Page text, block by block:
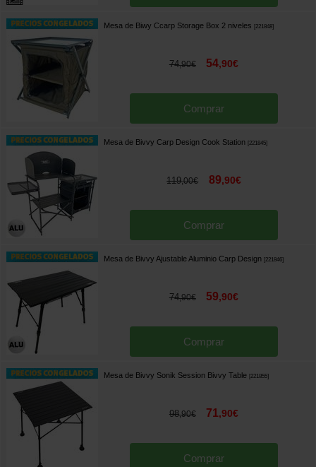
Mesa de Biwy Ccarp Storage Box 2 niveles [221848]
74,90€ 54,90€
Comprar
Mesa de Bivvy Carp Design Cook Station [221845]
119,00€ 89,90€
Comprar
Mesa de Bivvy Ajustable Aluminio Carp Design [221846]
74,90€ 59,90€
Comprar
Mesa de Bivvy Sonik Session Bivvy Table [221855]
98,90€ 71,90€
Comprar